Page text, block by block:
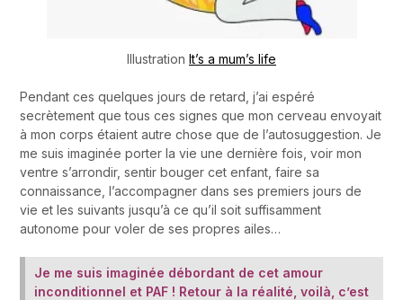
Illustration It’s a mum’s life
Pendant ces quelques jours de retard, j’ai espéré
secrètement que tous ces signes que mon cerveau envoyait
à mon corps étaient autre chose que de l’autosuggestion. Je
me suis imaginée porter la vie une dernière fois, voir mon
ventre s’arrondir, sentir bouger cet enfant, faire sa
connaissance, l’accompagner dans ses premiers jours de
vie et les suivants jusqu’à ce qu’il soit suffisamment
autonome pour voler de ses propres ailes…
Je me suis imaginée débordant de cet amour
inconditionnel et PAF ! Retour à la réalité, voilà, c’est